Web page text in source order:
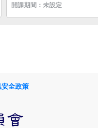
開課期間：未設定
安全政策